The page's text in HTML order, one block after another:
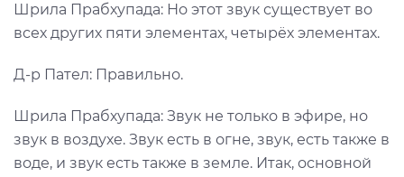
Шрила Прабхупада: Но этот звук существует во
всех других пяти элементах, четырёх элементах.
Д-р Пател: Правильно.
Шрила Прабхупада: Звук не только в эфире, но
звук в воздухе. Звук есть в огне, звук, есть также в
воде, и звук есть также в земле. Итак, основной